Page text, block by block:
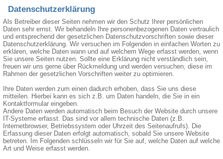
Datenschutzerklärung
Als Betreiber dieser Seiten nehmen wir den Schutz Ihrer persönlichen
Daten sehr ernst. Wir behandeln Ihre personenbezogenen Daten vertraulich
und entsprechend der gesetzlichen Datenschutzvorschriften sowie dieser
Datenschutzerklärung. Wir versuchen im Folgenden in einfachen Worten zu
erklären, welche Daten wann und auf welchem Wege erfasst werden, wenn
Sie unsere Seiten nutzen. Sollte eine Erklärung nicht verständlich sein,
freuen wir uns gerne über Rückmeldung und werden versuchen, diese im
Rahmen der gesetzlichen Vorschriften weiter zu optimieren.
Ihre Daten werden zum einen dadurch erhoben, dass Sie uns diese
mitteilen. Hierbei kann es sich z.B. um Daten handeln, die Sie in ein
Kontaktformular eingeben.
Andere Daten werden automatisch beim Besuch der Website durch unsere
IT-Systeme erfasst. Das sind vor allem technische Daten (z.B.
Internetbrowser, Betriebssystem oder Uhrzeit des Seitenaufrufs). Die
Erfassung dieser Daten erfolgt automatisch, sobald Sie unsere Website
betreten. Im Folgenden schlüsseln wir für Sie auf, welche Daten auf welche
Art und Weise erfasst werden.